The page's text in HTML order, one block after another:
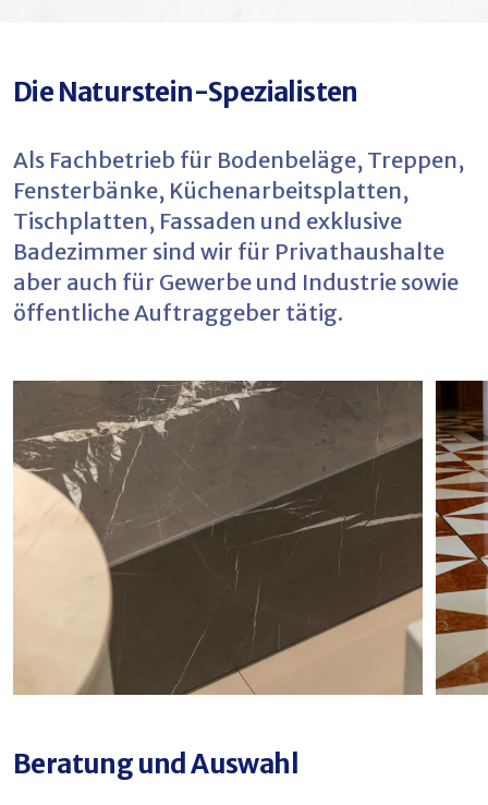
Die Naturstein-Spezialisten
Als Fachbetrieb für Bodenbeläge, Treppen,
Fensterbänke, Küchenarbeitsplatten,
Tischplatten, Fassaden und exklusive
Badezimmer sind wir für Privathaushalte
aber auch für Gewerbe und Industrie sowie
öffentliche Auftraggeber tätig.
Beratung und Auswahl